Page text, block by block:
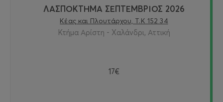
ΛΑΣΠΟΚΤΗΜΑ ΣΕΠΤΕΜΒΡΙΟΣ 2026
Κέας και Πλουτάρχου, Τ.Κ 152 34
Κτήμα Αρίστη - Χαλάνδρι, Αττική
17€